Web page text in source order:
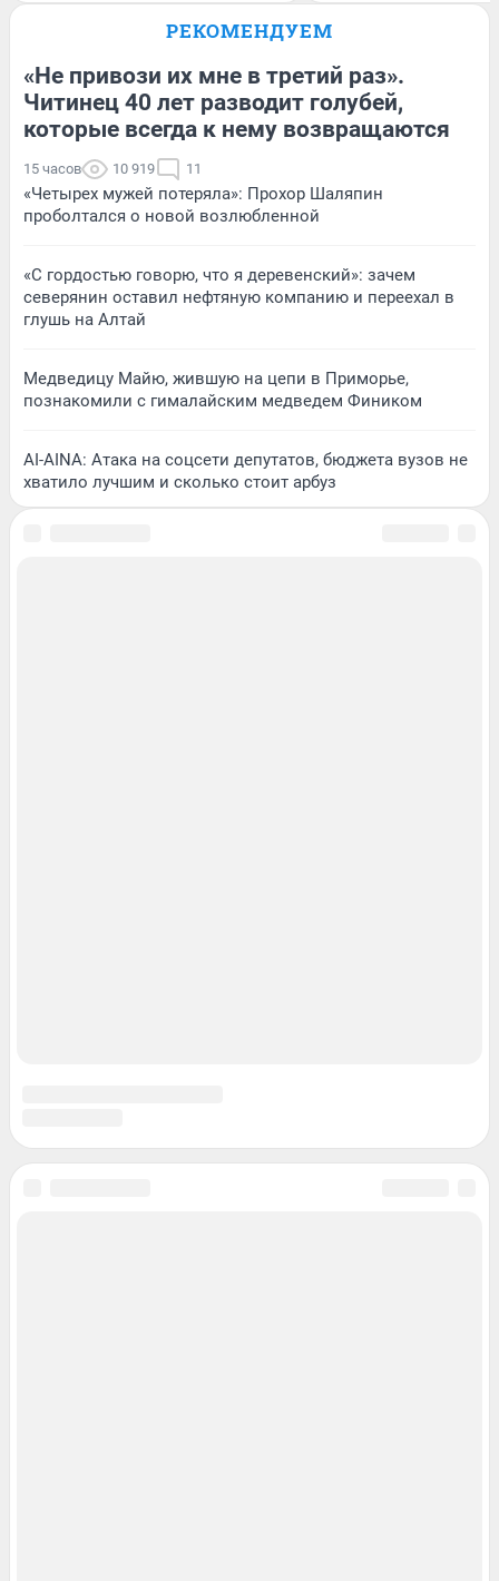
РЕКОМЕНДУЕМ
«Не привози их мне в третий раз».
Читинец 40 лет разводит голубей,
которые всегда к нему возвращаются
15 часов 10 919 11
«Четырех мужей потеряла»: Прохор Шаляпин
проболтался о новой возлюбленной
«С гордостью говорю, что я деревенский»: зачем
северянин оставил нефтяную компанию и переехал в
глушь на Алтай
Медведицу Майю, жившую на цепи в Приморье,
познакомили с гималайским медведем Фиником
AI-AINA: Атака на соцсети депутатов, бюджета вузов не
хватило лучшим и сколько стоит арбуз